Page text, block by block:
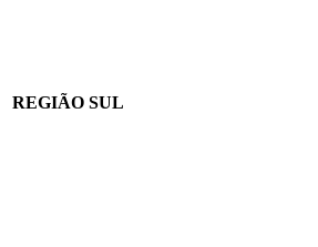
REGIÃO SUL